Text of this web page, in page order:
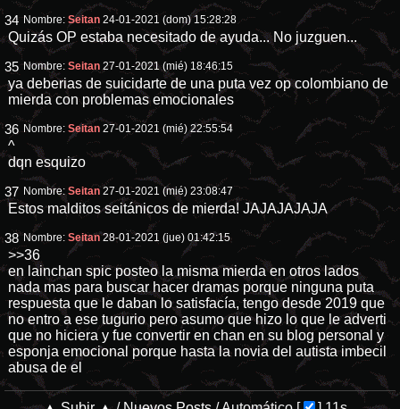
34 Nombre:Seitan 24-01-2021 (dom) 15:28:28
Quizás OP estaba necesitado de ayuda... No juzguen...
35 Nombre:Seitan 27-01-2021 (mié) 18:46:15
ya deberias de suicidarte de una puta vez op colombiano de
mierda con problemas emocionales
36 Nombre:Seitan 27-01-2021 (mié) 22:55:54
^
dqn esquizo
37 Nombre:Seitan 27-01-2021 (mié) 23:08:47
Estos malditos seitánicos de mierda! JAJAJAJAJA
38 Nombre:Seitan 28-01-2021 (jue) 01:42:15
>>36
en lainchan spic posteo la misma mierda en otros lados
nada mas para buscar hacer dramas porque ninguna puta
respuesta que le daban lo satisfacía, tengo desde 2019 que
no entro a ese tugurio pero asumo que hizo lo que le adverti
que no hiciera y fue convertir en chan en su blog personal y
esponja emocional porque hasta la novia del autista imbecil
abusa de el